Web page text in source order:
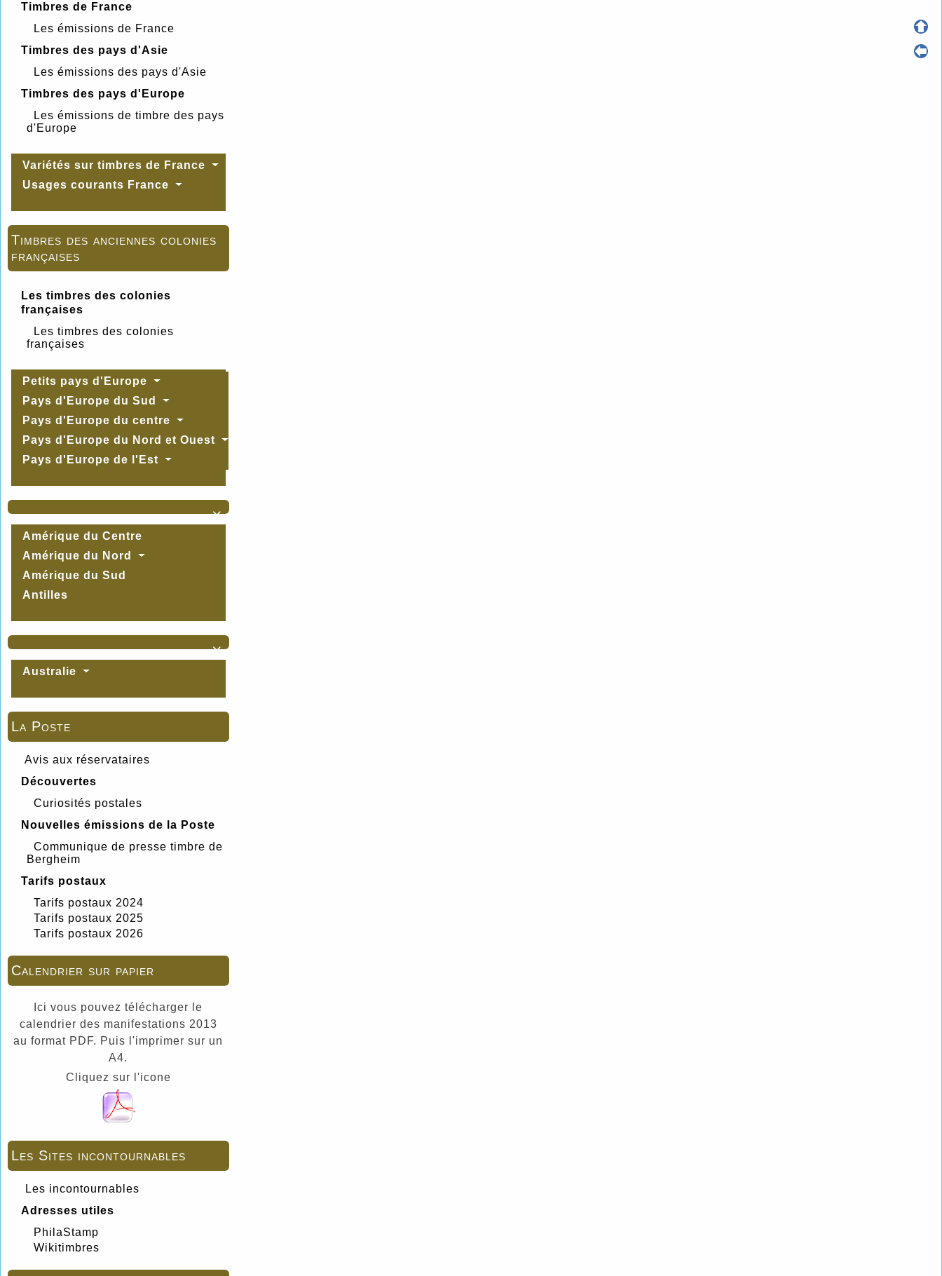
Timbres de France
Les émissions de France
Timbres des pays d'Asie
Les émissions des pays d'Asie
Timbres des pays d'Europe
Les émissions de timbre des pays
d'Europe
Variétés sur timbres de France
Usages courants France
Timbres des anciennes colonies
françaises
Les timbres des colonies
françaises
Les timbres des colonies
françaises
Petits pays d'Europe
Pays d'Europe du Sud
Pays d'Europe du centre
Pays d'Europe du Nord et Ouest
Pays d'Europe de l'Est

Amérique du Centre
Amérique du Nord
Amérique du Sud
Antilles

Australie
La Poste
Avis aux réservataires
Découvertes
Curiosités postales
Nouvelles émissions de la Poste
Communique de presse timbre de
Bergheim
Tarifs postaux
Tarifs postaux 2024
Tarifs postaux 2025
Tarifs postaux 2026
Calendrier sur papier
Ici vous pouvez télécharger le
calendrier des manifestations 2013
au format PDF. Puis l'imprimer sur un
A4.
Cliquez sur l'icone
Les Sites incontournables
Les incontournables
Adresses utiles
PhilaStamp
Wikitimbres